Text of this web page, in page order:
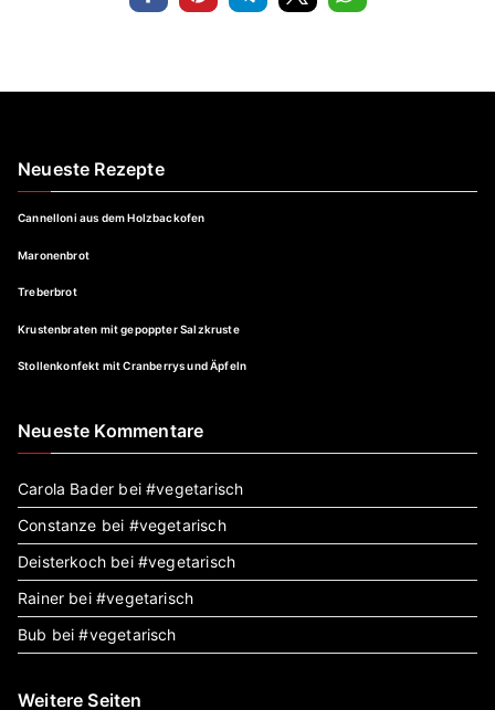
Neueste Rezepte
Cannelloni aus dem Holzbackofen
Maronenbrot
Treberbrot
Krustenbraten mit gepoppter Salzkruste
Stollenkonfekt mit Cranberrys und Äpfeln
Neueste Kommentare
Carola Bader bei#vegetarisch
Constanze bei #vegetarisch
Deisterkochbei #vegetarisch
Rainer bei #vegetarisch
Bub bei#vegetarisch
Weitere Seiten